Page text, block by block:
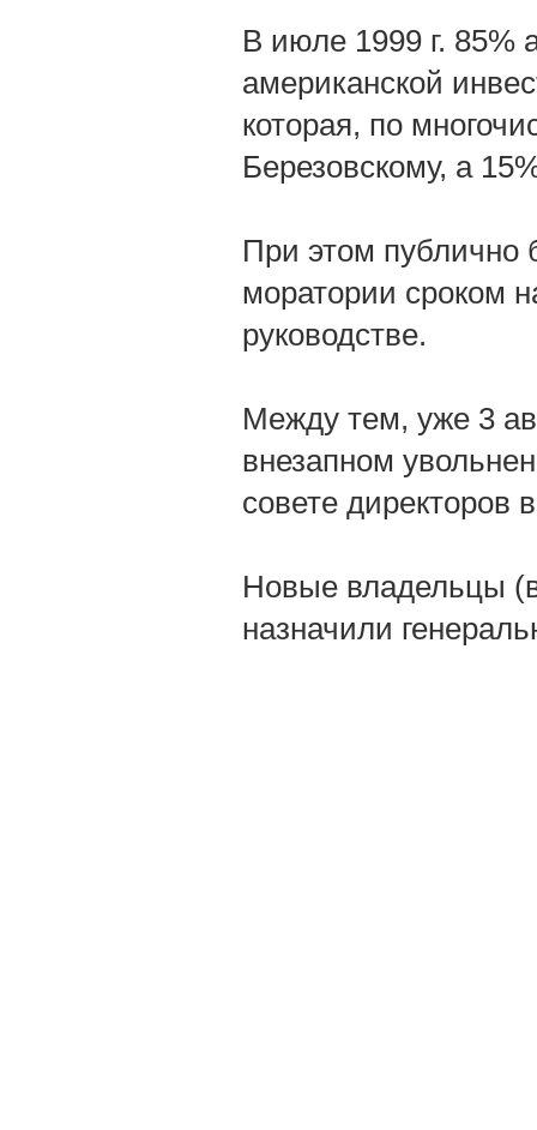
В июле 1999 г.
американской
которая, по
Березовскому, а
При этом публично
моратории сроком
руководстве.
Между тем, уже 3
внезапном
совете директоров
Новые владельцы
назначили